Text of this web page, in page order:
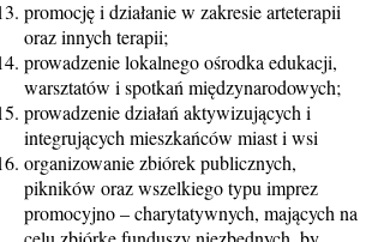
promocję i działanie w zakresie arteterapii
oraz innych terapii;
prowadzenie lokalnego ośrodka edukacji,
warsztatów i spotkań międzynarodowych;
prowadzenie działań aktywizujących i
integrujących mieszkańców miast i wsi
organizowanie zbiórek publicznych,
pikników oraz wszelkiego typu imprez
promocyjno – charytatywnych, mających na